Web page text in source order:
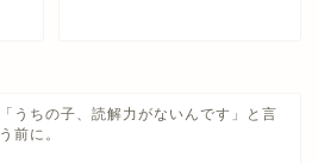
「うちの子、読解力がないんです」と言
う前に。